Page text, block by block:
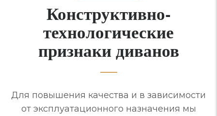
Конструктивно-
технологические
признаки диванов
Для повышения качества и в зависимости
от эксплуатационного назначения мы